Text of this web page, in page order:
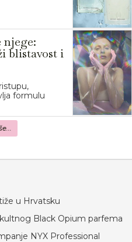
njege:
blistavost i
formulu
u Hrvatsku
Black Opium parfema
NYX Professional